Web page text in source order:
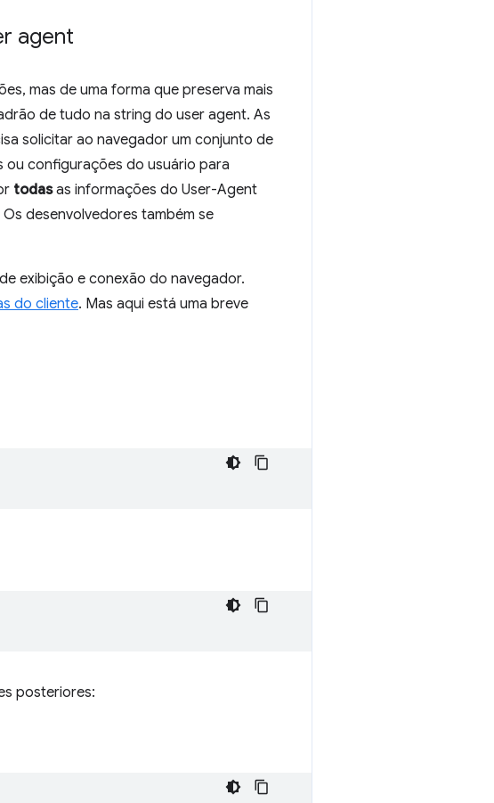
agent
mas de uma forma que preserva mais
de tudo na string do user agent. As
solicitar ao navegador um conjunto de
ou configurações do usuário para
todasas informações do User-Agent
desenvolvedores também se
exibição e conexão do navegador.
do cliente. Mas aqui está uma breve
posteriores: